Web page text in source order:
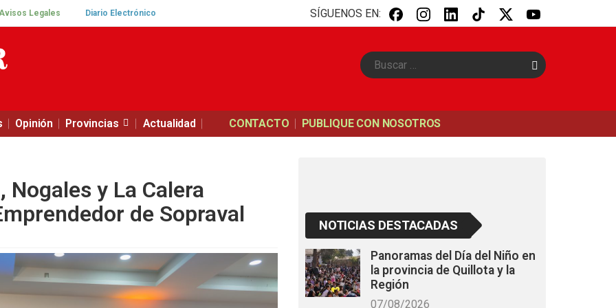
Legales Diario Electrónico SÍGUENOS EN:
B
u
Opinión Provincias Actualidad CONTACTO PUBLIQUE CON NOSOTROS
Nogales y La Calera
de Sopraval
NOTICIAS DESTACADAS
Panoramas del Día del Niño en
la provincia de Quillota y la
Región
07/08/2026